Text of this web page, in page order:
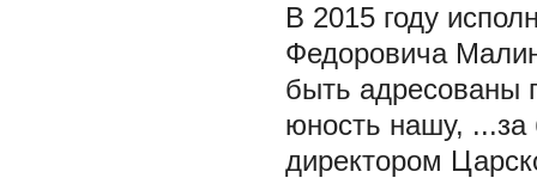
В 2015 году
Федоровича
быть адресованы
юность нашу,
директором